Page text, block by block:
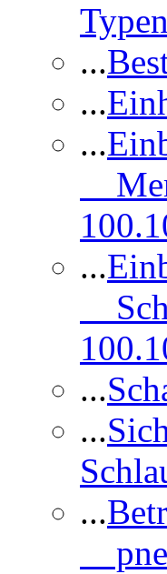
...
...
...
...
...
...
...